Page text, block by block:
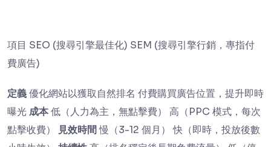
項目 SEO (搜尋引擎最佳化) SEM (搜尋引擎行銷，專指付
費廣告)
定義優化網站以獲取自然排名 付費購買廣告位置，提升即時
曝光 成本低（人力為主，無點擊費） 高（PPC 模式，每次
點擊收費）
見效時間 慢（3-12 個月） 快（即時，投放後數